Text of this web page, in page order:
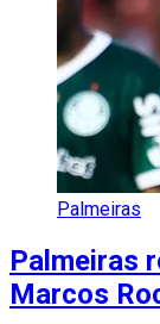
Palmeiras
Palmeiras
Marcos